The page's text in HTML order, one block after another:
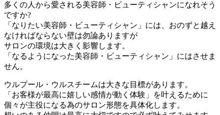
多くの人から愛される美容師・ビューティシャンになれそう
ですか?
「なりたい美容師・ビューティシャン」には、おのずと越え
なければならない壁は勿論ありますが
サロンの環境は大きく影響します。
「なるようになった美容師・ビューティシャン」にはさせま
せん。
ウルプール・ウルスチームは大きな目標があります。
「お客様が最高に嬉しい感情が動く体験」を叶えるために
個々が主役になる為のサロン形態を具体化します。